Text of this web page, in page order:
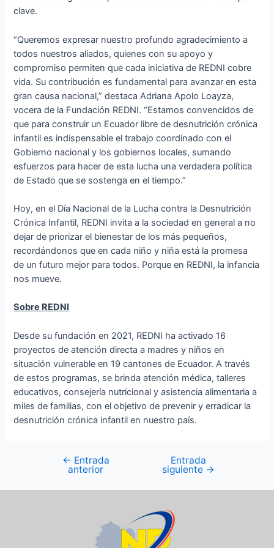
clave.
“Queremos expresar nuestro profundo agradecimiento a
todos nuestros aliados, quienes con su apoyo y
compromiso permiten que cada iniciativa de REDNI cobre
vida. Su contribución es fundamental para avanzar en esta
gran causa nacional,” destaca Adriana Apolo Loayza,
vocera de la Fundación REDNI. “Estamos convencidos de
que para construir un Ecuador libre de desnutrición crónica
infantil es indispensable el trabajo coordinado con el
Gobierno nacional y los gobiernos locales, sumando
esfuerzos para hacer de esta lucha una verdadera política
de Estado que se sostenga en el tiempo.”
Hoy, en el Día Nacional de la Lucha contra la Desnutrición
Crónica Infantil, REDNI invita a la sociedad en general a no
dejar de priorizar el bienestar de los más pequeños,
recordándonos que en cada niño y niña está la promesa
de un futuro mejor para todos. Porque en REDNI, la infancia
nos mueve.
Sobre REDNI
Desde su fundación en 2021, REDNI ha activado 16
proyectos de atención directa a madres y niños en
situación vulnerable en 19 cantones de Ecuador. A través
de estos programas, se brinda atención médica, talleres
educativos, consejería nutricional y asistencia alimentaria a
miles de familias, con el objetivo de prevenir y erradicar la
desnutrición crónica infantil en nuestro país.
← Entrada
anterior
Entrada
siguiente →